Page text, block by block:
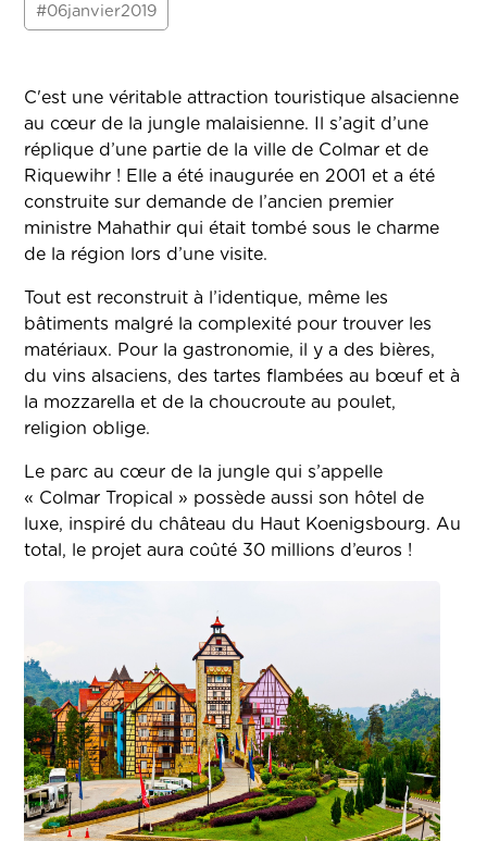
#06janvier2019
C'est une véritable attraction touristique alsacienne
au cœur de la jungle malaisienne. Il s’agit d’une
réplique d’une partie de la ville de Colmar et de
Riquewihr ! Elle a été inaugurée en 2001 et a été
construite sur demande de l’ancien premier
ministre Mahathir qui était tombé sous le charme
de la région lors d’une visite.
Tout est reconstruit à l’identique, même les
bâtiments malgré la complexité pour trouver les
matériaux. Pour la gastronomie, il y a des bières,
du vins alsaciens, des tartes flambées au bœuf et à
la mozzarella et de la choucroute au poulet,
religion oblige.
Le parc au cœur de la jungle qui s’appelle
« Colmar Tropical » possède aussi son hôtel de
luxe, inspiré du château du Haut Koenigsbourg. Au
total, le projet aura coûté 30 millions d’euros !